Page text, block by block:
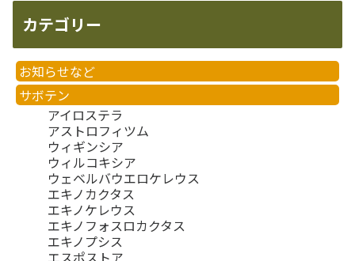
カテゴリー
お知らせなど
サボテン
アイロステラ
アストロフィツム
ウィギンシア
ウィルコキシア
ウェベルバウエロケレウス
エキノカクタス
エキノケレウス
エキノフォスロカクタス
エキノプシス